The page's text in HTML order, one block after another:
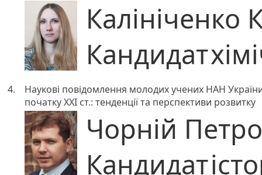
Калініченко
Кандидат
4.
Наукові повідомлення молодих учених НАН
початку ХХІ ст.: тенденції та перспективи розвитку
Чорній
Кандидат